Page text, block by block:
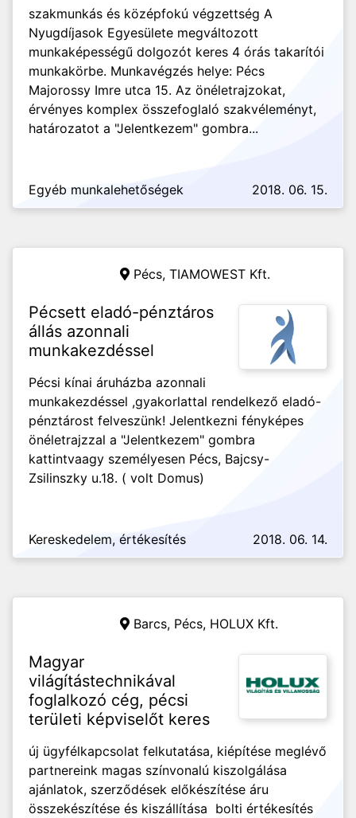
szakmunkás és középfokú végzettség A
Nyugdíjasok Egyesülete megváltozott
munkaképességű dolgozót keres 4 órás takarítói
munkakörbe. Munkavégzés helye: Pécs
Majorossy Imre utca 15. Az önéletrajzokat,
érvényes komplex összefoglaló szakvéleményt,
határozatot a "Jelentkezem" gombra...
Egyéb munkalehetőségek 2018. 06. 15.
Pécs, TIAMOWEST Kft.
Pécsett eladó-pénztáros
állás azonnali
munkakezdéssel
Pécsi kínai áruházba azonnali
munkakezdéssel ,gyakorlattal rendelkező eladó-
pénztárost felveszünk! Jelentkezni fényképes
önéletrajzzal a "Jelentkezem" gombra
kattintvaagy személyesen Pécs, Bajcsy-
Zsilinszky u.18. ( volt Domus)
Kereskedelem, értékesítés 2018. 06. 14.
Barcs, Pécs, HOLUX Kft.
Magyar
világítástechnikával
foglalkozó cég, pécsi
területi képviselőt keres
új ügyfélkapcsolat felkutatása, kiépítése meglévő
partnereink magas színvonalú kiszolgálása
ajánlatok, szerződések előkészítése áru
összekészítése és kiszállítása bolti értékesítés